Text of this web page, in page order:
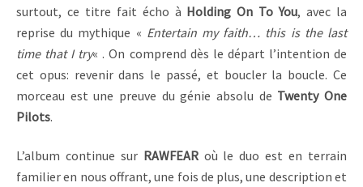
surtout, ce titre fait écho à Holding On To You, avec la
reprise du mythique « Entertain my faith… this is the last
time that I try« . On comprend dès le départ l’intention de
cet opus: revenir dans le passé, et boucler la boucle. Ce
morceau est une preuve du génie absolu de Twenty One
Pilots.
L’album continue sur RAWFEARoù le duo est en terrain
familier en nous offrant, une fois de plus, une description et